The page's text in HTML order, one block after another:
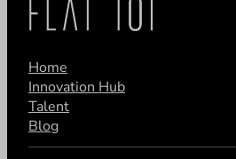
Home
Innovation Hub
Talent
Blog